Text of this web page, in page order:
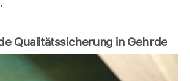
Qualitätssicherung in Gehrde